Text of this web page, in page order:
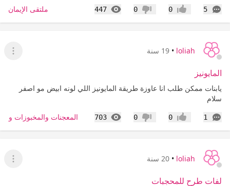
5
التعليقات إعجاب0 عدم إعجاب
0
447
المشاهدات ملتقى الإيمان
loliah
• 19 سنة
عرض
المايونيز
يابنات ممكن طلب انا عاوزة طريقة المايونيز اللي لونه ابيض مو اصفر
سلام
1
التعليقات إعجاب0 عدم إعجاب
0
703
المشاهدات المعجنات والمخبوزات
loliah
• 20 سنة
عرض
لفات طرح للمحجبات